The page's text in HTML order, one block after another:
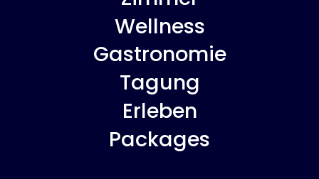
Wellness
Gastronomie
Tagung
Erleben
Packages